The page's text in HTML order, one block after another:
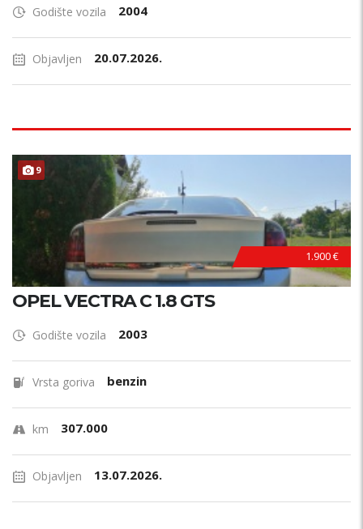
Godište vozila 2004
Objavljen 20.07.2026.
9
1.900 €
OPEL VECTRA C 1.8 GTS
Godište vozila 2003
Vrsta goriva benzin
km 307.000
Objavljen 13.07.2026.